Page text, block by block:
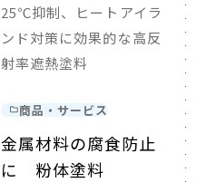
25℃抑制、ヒートアイラ
ンド対策に効果的な高反
射率遮熱塗料
商品・サービス
金属材料の腐食防止
に 粉体塗料